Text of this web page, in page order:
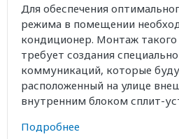
Для обеспечения
режима в помещении
кондиционер. Монтаж
требует создания
коммуникаций, которые
расположенный на улице
внутренним блоком сплит-
Подробнее